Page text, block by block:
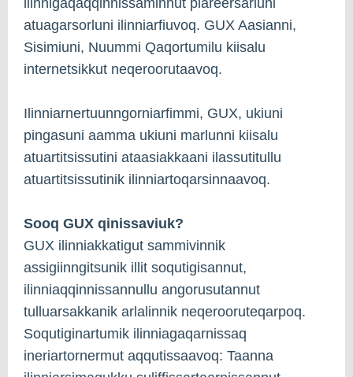
atuagarsorluni ilinniarfiuvoq. GUX Aasianni,
Sisimiuni, Nuummi Qaqortumilu kiisalu
internetsikkut neqeroorutaavoq.
Ilinniarnertuunngorniarfimmi, GUX, ukiuni
pingasuni aamma ukiuni marlunni kiisalu
atuartitsissutini ataasiakkaani ilassutitullu
atuartitsissutinik ilinniartoqarsinnaavoq.
Sooq GUX qinissaviuk?
GUX ilinniakkatigut sammivinnik
assigiinngitsunik illit soqutigisannut,
ilinniaqqinnissannullu angorusutannut
tulluarsakkanik arlalinnik neqerooruteqarpoq.
Soqutiginartumik ilinniagaqarnissaq
ineriartornermut aqqutissaavoq: Taanna